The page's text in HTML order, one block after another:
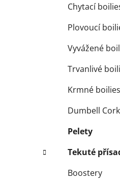
Chytací
Plovoucí
Vyvážené
Trvanlivé
Krmné boilies
Dumbell Cork
Pelety
Tekuté
Boostery